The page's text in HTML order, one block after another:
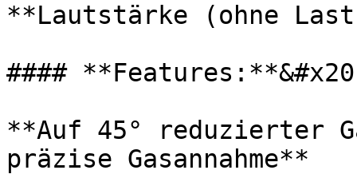
**Lautstärke (ohne
####
**Auf 45° reduzierter
präzise Gasannahme**